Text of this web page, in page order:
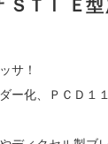
ＳＴＩ Ｅ
サ！
ー化、ＰＣＤ１